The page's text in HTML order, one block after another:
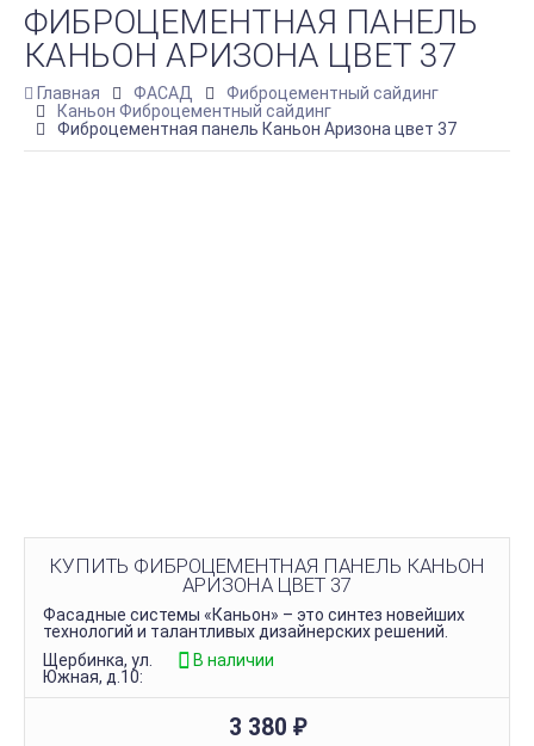
ФИБРОЦЕМЕНТНАЯ ПАНЕЛЬ
КАНЬОН АРИЗОНА ЦВЕТ 37
Главная ФАСАД
Фиброцементный сайдинг
Каньон Фиброцементный сайдинг
Фиброцементная панель Каньон Аризона цвет 37
КУПИТЬ ФИБРОЦЕМЕНТНАЯ ПАНЕЛЬ КАНЬОН
АРИЗОНА ЦВЕТ 37
Фасадные системы «Каньон» – это синтез новейших
технологий и талантливых дизайнерских решений.
Щербинка, ул.
Южная, д.10:
В наличии
3 380 ₽